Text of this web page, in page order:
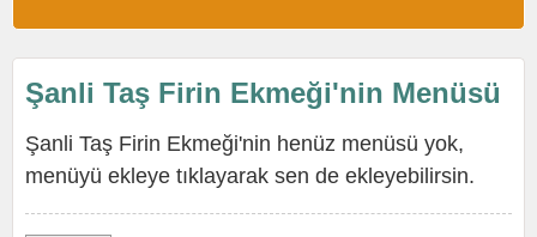
Şanli Taş Firin Ekmeği'nin Menüsü
Şanli Taş Firin Ekmeği'nin henüz menüsü yok,
menüyü ekleye tıklayarak sen de ekleyebilirsin.